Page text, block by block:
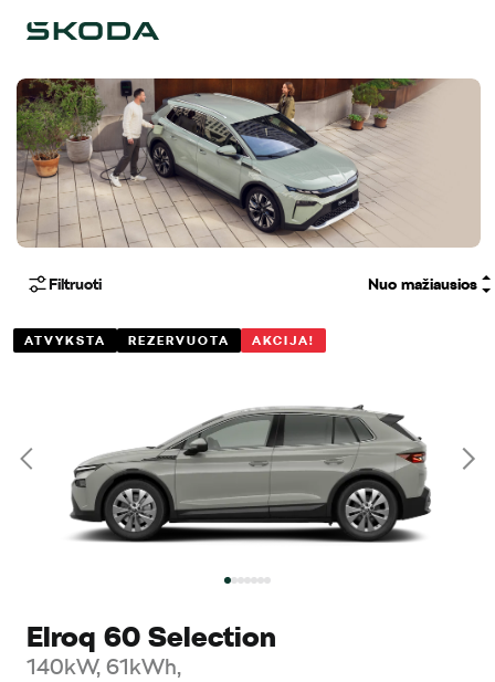
Filtruoti
ATVYKSTA REZERVUOTA AKCIJA!
Elroq 60 Selection
140kW, 61kWh,